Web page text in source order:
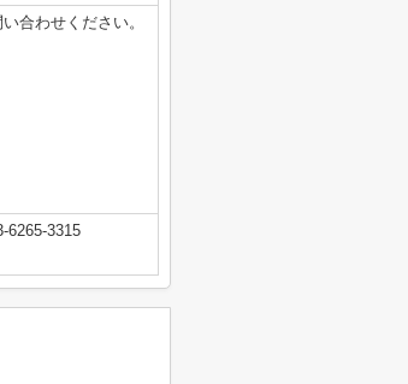
わせください。
6265-3315